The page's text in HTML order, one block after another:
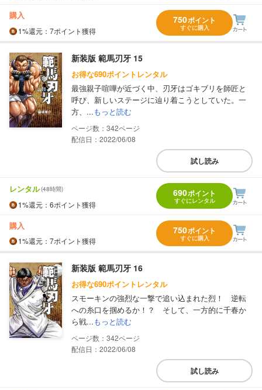
購入
1%還元 ：7ポイント獲得
750ポイント
すぐに購入
新装版 範馬刃牙 15
お得な690ポイントレンタル
最強親子喧嘩が近づく中、刃牙はゴキブリを師匠と
呼び、新しいステージに辿り着こうとしていた。一
方、...もっと読む
342
配信日：2022/06/08
試し読み
レンタル(48時間)
1%還元 ：6ポイント獲得
690ポイント
すぐにレンタル
購入
1%還元 ：7ポイント獲得
750ポイント
すぐに購入
新装版 範馬刃牙 16
お得な690ポイントレンタル
スモーキンの強烈な一撃で追い込まれた烈！ 逆転
への糸口を掴めるか！？ そして、一方的に千春か
ら戦...もっと読む
342
配信日：2022/06/08
試し読み